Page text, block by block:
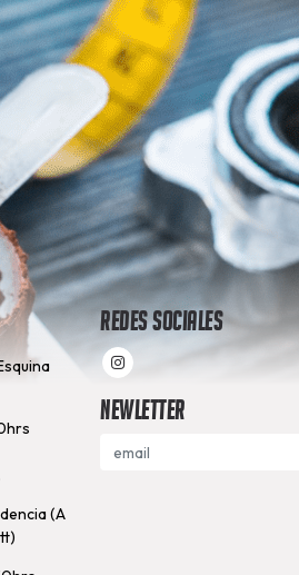
(A
Redes Sociales
Newletter